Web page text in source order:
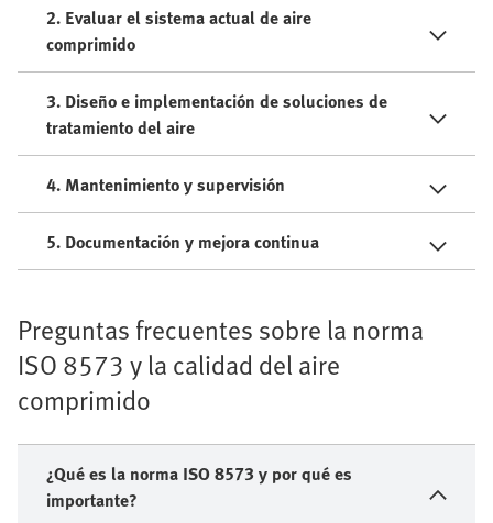
2. Evaluar el sistema actual de aire
comprimido
3. Diseño e implementación de soluciones de
tratamiento del aire
4. Mantenimiento y supervisión
5. Documentación y mejora continua
Preguntas frecuentes sobre la norma
ISO 8573 y la calidad del aire
comprimido
¿Qué es la norma ISO 8573 y por qué es
importante?